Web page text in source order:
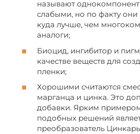
называют
слабыми, но по факту
куда лучше, чем
аналоги;
Биоцид, ингибитор и
качестве веществ для
пленки;
Хорошими считаются
марганца и цинка. Это
добавки. Ярким
подобных решений
преобразователь